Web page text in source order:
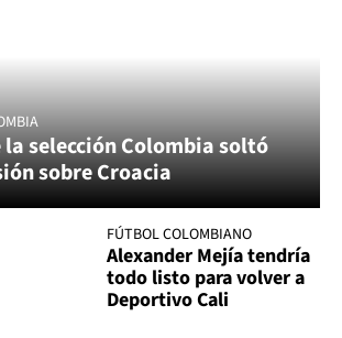
la selección Colombia soltó
sobre Croacia
FÚTBOL COLOMBIANO
Alexander Mejía tendría
todo listo para volver a
Deportivo Cali